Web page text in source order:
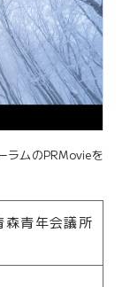
ラムのPRMovieを
森青年会議所